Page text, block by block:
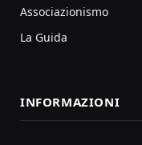
Associazionismo
La Guida
INFORMAZIONI